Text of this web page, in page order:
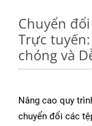
Chuyển
Trực
chóng và
Nâng cao quy
chuyển đổi các